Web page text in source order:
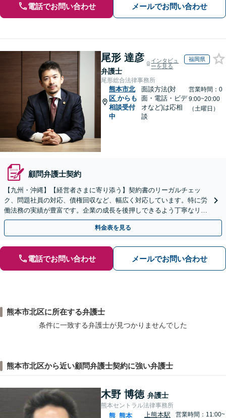
電話でお問い合わせ メールでお問い合わせ
尾形 達彦
弁護士
インタビュ
ーを見る
福岡県
尾形総合法律事務所
熊本市北
区 からも
相談受付
中
面談方法(対
面・電話・ビデ
オなど)は応相
談
営業時間：0
9:00~20:00
（土曜日）
顧問弁護士契約
【九州・沖縄】【経営者さまに寄り添う】契約書のリーガルチェッ
ク、問題社員の対応、債権回収など、幅広く対応しています。特に労
働法務の実績が豊富です。企業の成長を後押しできるよう丁寧なリー
ガルサービスを提供いたします。
料金表を見る
電話でお問い合わせ メールでお問い合わせ
熊本市北区に所在する弁護士
条件に一致する弁護士が見つかりませんでした
熊本市北区から近い顧問弁護士契約に強い弁護士
木野 博徳 弁護士
熊本セントラル法律事務所
熊 熊本 上熊本駅 営業時間：11:00~